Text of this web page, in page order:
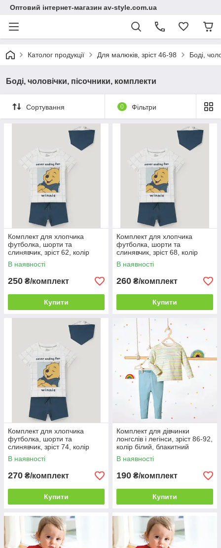
Оптовий інтернет-магазин av-style.com.ua
Католог продукції Для малюків, зріст 46-98 Боді,
Боді, чоловічки, пісочники, комплекти
Сортування 0 Фільтри
Комплект для хлопчика
футболка, шорти та
слинявчик, зріст 62, колір
молочний, морський
В наявності
250 ₴/комплект
Купити
Комплект для хлопчика
футболка, шорти та
слинявчик, зріст 68, колір
молочний, морський
В наявності
260 ₴/комплект
Купити
Комплект для хлопчика
футболка, шорти та
слинявчик, зріст 74, колір
молочний, морський
В наявності
270 ₴/комплект
Купити
Комплект для дівчинки
лонгслів і легінси, зріст 86-92,
колір білий, блакитний
В наявності
190 ₴/комплект
Купити